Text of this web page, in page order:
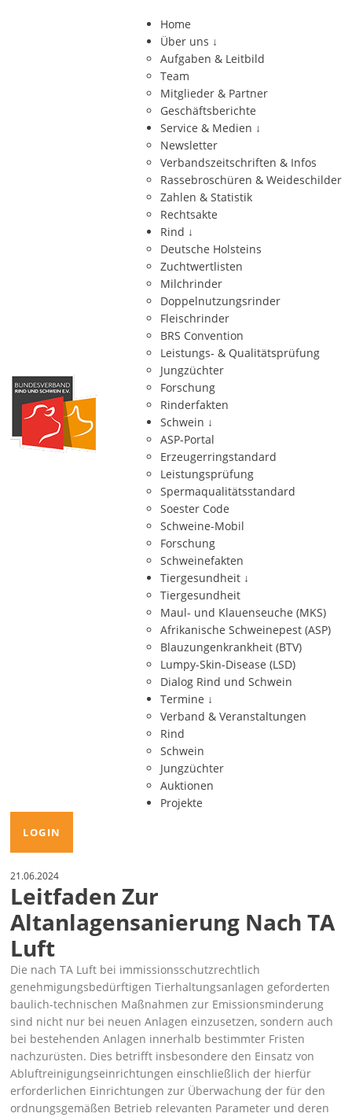
Home
Über uns ↓
Aufgaben & Leitbild
Team
Mitglieder & Partner
Geschäftsberichte
Service & Medien ↓
Newsletter
Verbandszeitschriften & Infos
Rassebroschüren & Weideschilder
Zahlen & Statistik
Rechtsakte
Rind ↓
Deutsche Holsteins
Zuchtwertlisten
Milchrinder
Doppelnutzungsrinder
Fleischrinder
BRS Convention
Leistungs- & Qualitätsprüfung
Jungzüchter
Forschung
Rinderfakten
Schwein ↓
ASP-Portal
Erzeugerringstandard
Leistungsprüfung
Spermaqualitätsstandard
Soester Code
Schweine-Mobil
Forschung
Schweinefakten
Tiergesundheit ↓
Tiergesundheit
Maul- und Klauenseuche (MKS)
Afrikanische Schweinepest (ASP)
Blauzungenkrankheit (BTV)
Lumpy-Skin-Disease (LSD)
Dialog Rind und Schwein
Termine ↓
Verband & Veranstaltungen
Rind
Schwein
Jungzüchter
Auktionen
Projekte
LOGIN
21.06.2024
Leitfaden Zur
Altanlagensanierung Nach TA
Luft
Die nach TA Luft bei immissionsschutzrechtlich
genehmigungsbedürftigen Tierhaltungsanlagen geforderten
baulich-technischen Maßnahmen zur Emissionsminderung
sind nicht nur bei neuen Anlagen einzusetzen, sondern auch
bei bestehenden Anlagen innerhalb bestimmter Fristen
nachzurüsten. Dies betrifft insbesondere den Einsatz von
Abluftreinigungseinrichtungen einschließlich der hierfür
erforderlichen Einrichtungen zur Überwachung der für den
ordnungsgemäßen Betrieb relevanten Parameter und deren